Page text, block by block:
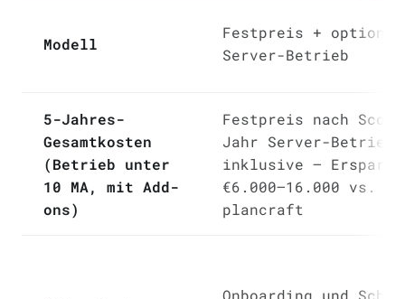
Modell
Festpreis +
Server-Betrieb
5-Jahres-
Gesamtkosten
(Betrieb unter
10 MA, mit Add-
ons)
Festpreis nach
Jahr Server-Betrieb
inklusive —
€6.000–16.000 vs.
plancraft
Onboarding und